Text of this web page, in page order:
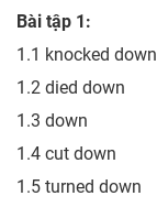
Bài tập 1:
1.1 knocked down
1.2 died down
1.3 down
1.4 cut down
1.5 turned down